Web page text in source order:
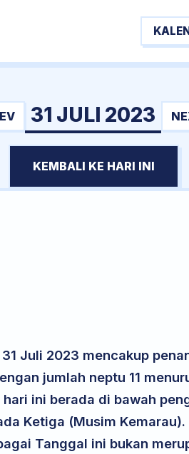
31 JULI 2023
KEMBALI KE HARI INI
Juli 2023 mencakup
jumlah neptu 11
ini berada di bawah
Ketiga (Musim
Tanggal ini bukan